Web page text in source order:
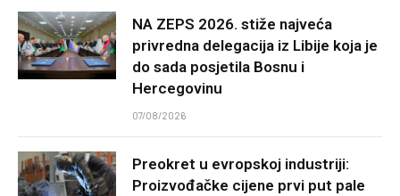
NA ZEPS 2026. stiže najveća
privredna delegacija iz Libije koja je
do sada posjetila Bosnu i
Hercegovinu
07/08/2026
Preokret u evropskoj industriji:
Proizvođačke cijene prvi put pale